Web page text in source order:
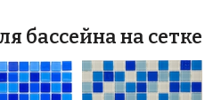
бассейна на сетке